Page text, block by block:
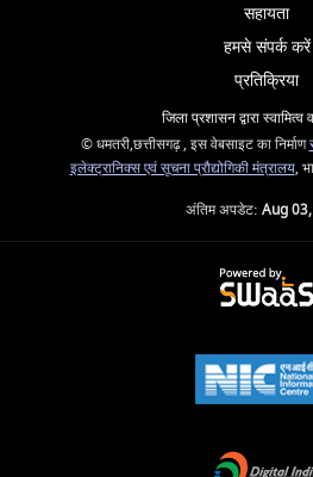
सहायता
हमसे संपर्क करें
प्रतिक्रिया
जिला प्रशासन द्वारा स्वामित्व
© धमतरी,छत्तीसगढ़ , इस वेबसाइट का निर्माण
इलेक्ट्रानिक्स एवं सूचना प्रौद्योगिकी मंत्रालय,
अंतिम अपडेट: Aug